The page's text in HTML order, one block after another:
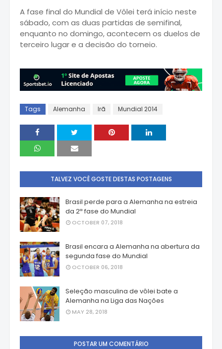
A fase final do Mundial de Vôlei terá início neste
sábado, com as duas partidas de semifinal,
enquanto no domingo, acontecem os duelos de
terceiro lugar e a decisão do torneio.
Tags Alemanha Irã Mundial 2014
TALVEZ VOCÊ GOSTE DESTAS POSTAGENS
Brasil perde para a Alemanha na estreia
da 2ª fase do Mundial
OCTOBER 07, 2018
Brasil encara a Alemanha na abertura da
segunda fase do Mundial
OCTOBER 06, 2018
Seleção masculina de vôlei bate a
Alemanha na Liga das Nações
MAY 28, 2018
POSTAR UM COMENTÁRIO